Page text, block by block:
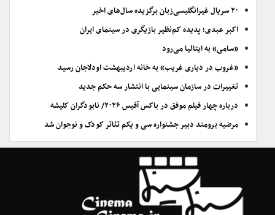
۲۰ سریال غیرانگلیسی‌زبان برگزیده سال‌های اخیر
اکبر عبدی؛ پدیده کم‌نظیر بازیگری در سینمای ایران
«سامی» به ایتالیا می‌رود
«غروب در دیاری غریب» به خانه اردیبهشت اودلاجان رسید
تغییرات در سازمان سینمایی با انتشار سه حکم جدید
درباره چهار فیلم موفق در باکس آفیس ۲۰۲۶/ نابودگران کلیشه
مرضیه برومند دبیر جشنواره سی و یکم تئاتر کودک و نوجوان شد